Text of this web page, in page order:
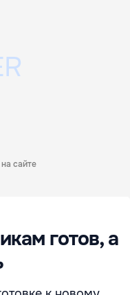
сайте
готов, а